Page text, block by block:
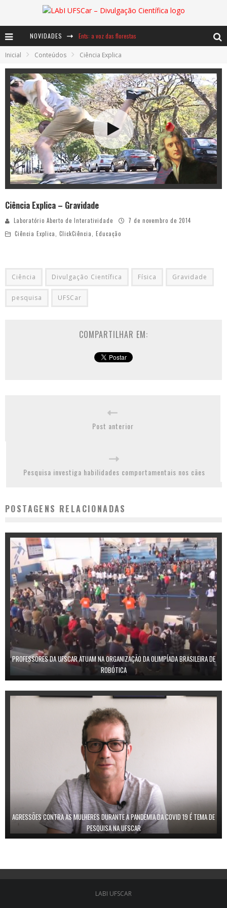
NOVIDADES Ents: a voz das florestas
Notáveis: Bertha Lutz
Baú de Histórias - A jamais imaginada aventura com os moinhos de vento
Inicial Conteúdos Ciência Explica
Ciência Explica – Gravidade
Laboratório Aberto de Interatividade
7 de novembro de 2014
Ciência Explica
ClickCiência Educação
Ciência Divulgação Científica Física Gravidade
pesquisa UFSCar
COMPARTILHAR EM:
Post anterior
Pesquisa investiga habilidades comportamentais nos cães
POSTAGENS RELACIONADAS
PROFESSORES DA UFSCAR ATUAM NA ORGANIZAÇÃO DA OLIMPÍADA BRASILEIRA DE
ROBÓTICA
AGRESSÕES CONTRA AS MULHERES DURANTE A PANDEMIA DA COVID 19 É TEMA DE
PESQUISA NA UFSCAR
LABI UFSCAR